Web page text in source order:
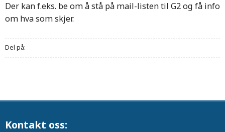
Der kan f.eks. be om å stå på mail-listen til G2 og få info
om hva som skjer.
Del på:
Kontakt oss: